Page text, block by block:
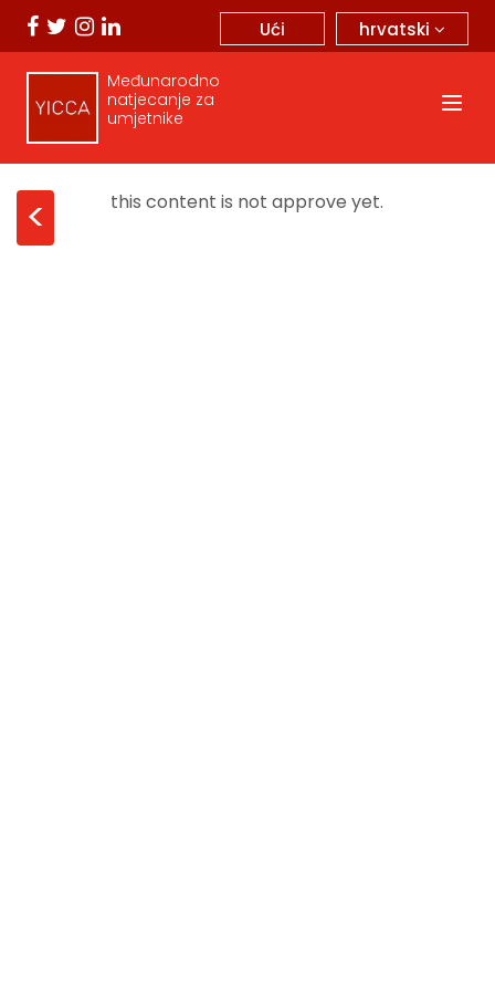
hrvatski
Ući
Međunarodno
natjecanje za
umjetnike
< this content is not approve yet.